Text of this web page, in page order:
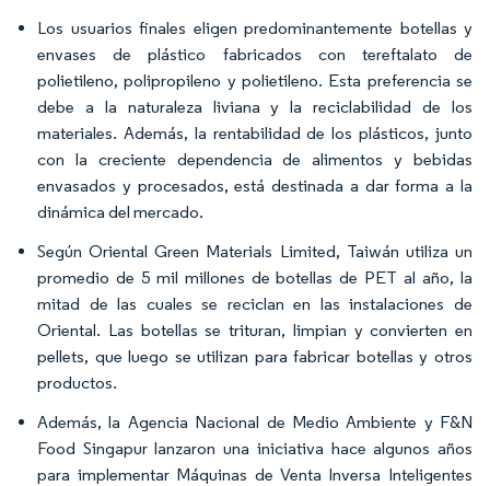
Los usuarios finales eligen predominantemente botellas y
envases de plástico fabricados con tereftalato de
polietileno, polipropileno y polietileno. Esta preferencia se
debe a la naturaleza liviana y la reciclabilidad de los
materiales. Además, la rentabilidad de los plásticos, junto
con la creciente dependencia de alimentos y bebidas
envasados y procesados, está destinada a dar forma a la
dinámica del mercado.
Según Oriental Green Materials Limited, Taiwán utiliza un
promedio de 5 mil millones de botellas de PET al año, la
mitad de las cuales se reciclan en las instalaciones de
Oriental. Las botellas se trituran, limpian y convierten en
pellets, que luego se utilizan para fabricar botellas y otros
productos.
Además, la Agencia Nacional de Medio Ambiente y F&N
Food Singapur lanzaron una iniciativa hace algunos años
para implementar Máquinas de Venta Inversa Inteligentes